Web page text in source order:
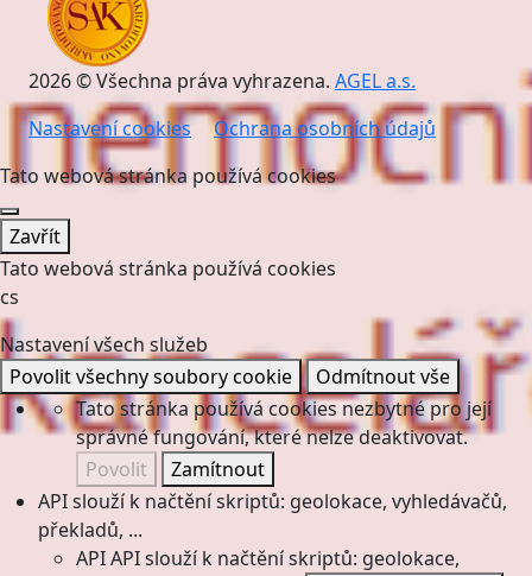
2026 © Všechna práva vyhrazena. AGEL a.s.
Nastavení cookies
Ochrana osobních údajů
Tato webová stránka používá cookies
Zavřít
Tato webová stránka používá cookies
cs
Nastavení všech služeb
Povolit všechny soubory cookie
Odmítnout vše
Tato stránka používá cookies nezbytné pro její
správné fungování, které nelze deaktivovat.
Povolit
Zamítnout
API slouží k načtění skriptů: geolokace, vyhledávačů,
překladů, ...
APIAPI slouží k načtění skriptů: geolokace,